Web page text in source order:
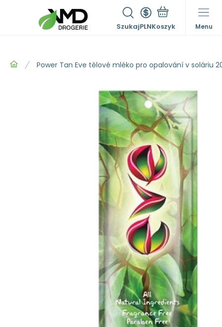
SzukajPLN Menu
Power Tan Eve tělové mléko pro opalování v soláriu